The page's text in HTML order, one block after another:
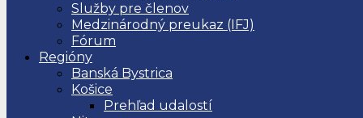
Služby pre členov
Medzinárodný preukaz (IFJ)
Fórum
Regióny
Banská Bystrica
Košice
Prehľad udalostí